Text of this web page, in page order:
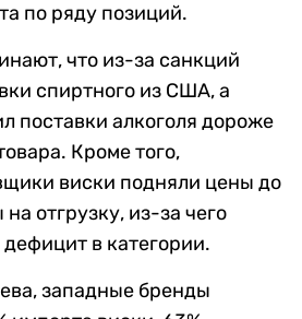
по ряду позиций.
что из-за санкций
спиртного из США, а
поставки алкоголя дороже
Кроме того,
виски подняли цены до
отгрузку, из-за чего
в категории.
западные бренды